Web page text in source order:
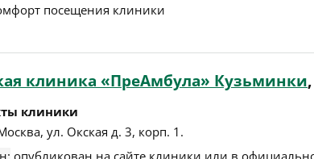
посещения клиники
клиника «ПреАмбула» Кузьминки
клиники
, ул. Окская д. 3, корп. 1 .
опубликован на сайте клиники или в